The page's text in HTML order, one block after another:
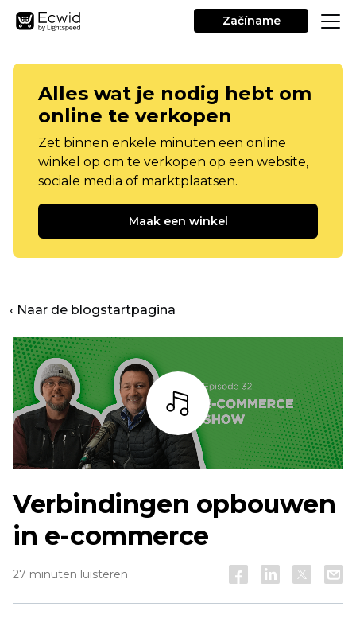
Začíname
Alles wat je nodig hebt om
online te verkopen
Zet binnen enkele minuten een online
winkel op om te verkopen op een website,
sociale media of marktplaatsen.
Maak een winkel
‹ Naar de blogstartpagina
Listen
Verbindingen opbouwen
in e-commerce
27 minuten luisteren